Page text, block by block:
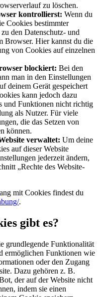
zu löschen.
kontrollierst: Wenn du
Cookies bestimmter
den Datenschutz- und
Browser. Hier kannst du die
von Cookies auf einzelnen
blockiert: Bei den
man in den Einstellungen
deinem Gerät gespeichert
kann jedoch dazu
und Funktionen nicht richtig
als Nutzer. Für viele
die das Setzen von
können.
verwaltet: Um deine
auf dieser Website
jederzeit ändern,
„Rechte des Website-
mit Cookies findest du
.
gibt es?
grundlegende Funktionalität
ermöglichen Funktionen wie
oder den Zugang
Dazu gehören z. B.
der auf der Website nicht
indem sie einen